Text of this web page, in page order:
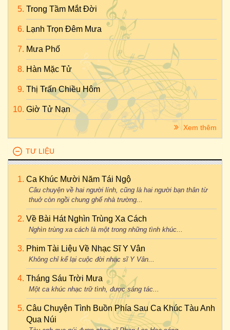
Trong Tầm Mắt Đời
Lạnh Trọn Đêm Mưa
Mưa Phố
Hàn Mặc Tử
Thị Trấn Chiều Hôm
Giờ Tử Nạn
Xem thêm
TƯ LIỆU
Ca Khúc Mười Năm Tái Ngộ
Câu chuyện về hai người lính, cũng là hai người bạn thân từ
thuở còn ngồi chung ghế nhà trường...
Về Bài Hát Nghìn Trùng Xa Cách
Nghìn trùng xa cách là một trong những tình khúc...
Phim Tài Liệu Về Nhạc Sĩ Y Vân
Không chỉ kể lại cuộc đời nhạc sĩ Y Vân...
Tháng Sáu Trời Mưa
Một ca khúc nhạc trữ tình, được sáng tác...
Câu Chuyện Tình Buồn Phía Sau Ca Khúc Tàu Anh
Qua Núi